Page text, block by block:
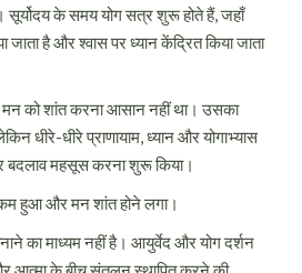
सूर्योदय के समय योग सत्र शुरू होते हैं, जहाँ
जाता है और श्वास पर ध्यान केंद्रित किया जाता
को शांत करना आसान नहीं था। उसका
धीरे-धीरे प्राणायाम, ध्यान और योगाभ्यास
महसूस करना शुरू किया।
हुआ और मन शांत होने लगा।
का माध्यम नहीं है। आयुर्वेद और योग दर्शन